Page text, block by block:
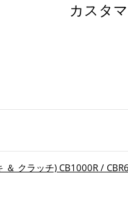
カスタ
クラッチ) CB1000R /